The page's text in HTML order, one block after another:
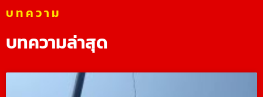
บทความ
บทความล่าสุด